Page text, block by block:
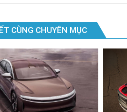
CÙNG CHUYÊN MỤC